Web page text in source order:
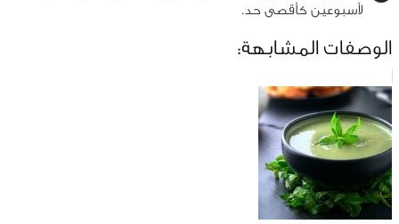
لأسبوعين كأقصى حد.
الوصفات المشابهة: